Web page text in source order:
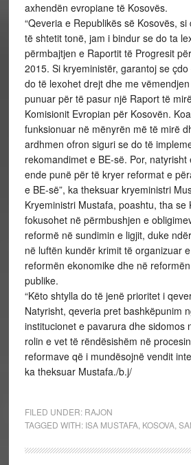
axhendën evropiane të Kosovës.
“Qeveria e Republikës së Kosovës,
të shtetit tonë, jam i bindur se do ta
përmbajtjen e Raportit të Progresit
2015. Si kryeministër, garantoj se
do të lexohet drejt dhe me
punuar për të pasur një Raport të
Komisionit Evropian për Kosovën.
funksionuar në mënyrën më të mirë
ardhmen ofron siguri se do të
rekomandimet e BE-së. Por,
ende punë për të kryer reformat e
e BE-së”, ka theksuar kryeministri
Kryeministri Mustafa, poashtu, tha se
fokusohet në përmbushjen e
reformë në sundimin e ligjit, duke
në luftën kundër krimit të organizuar
reformën ekonomike dhe në
publike.
“Këto shtylla do të jenë prioritet i
Natyrisht, qeveria pret bashkëpunim
institucionet e pavarura dhe sidomos
rolin e vet të rëndësishëm në
reformave që i mundësojnë vendit
ka theksuar Mustafa./b.j/
FILED UNDER: RAJON
TAGGED WITH: ISA MUSTAFA, KOSOVA,